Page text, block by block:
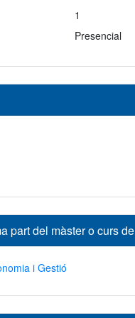
1
Presencial
part del màster o curs
i Gestió